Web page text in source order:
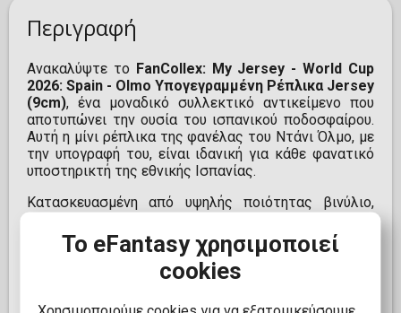
Περιγραφή
Ανακαλύψτε το FanCollex: My Jersey - World Cup
2026: Spain - Olmo Υπογεγραμμένη Ρέπλικα Jersey
(9cm), ένα μοναδικό συλλεκτικό αντικείμενο που
αποτυπώνει την ουσία του ισπανικού ποδοσφαίρου.
Αυτή η μίνι ρέπλικα της φανέλας του Ντάνι Όλμο, με
την υπογραφή του, είναι ιδανική για κάθε φανατικό
υποστηρικτή της εθνικής Ισπανίας.
Κατασκευασμένη από υψηλής ποιότητας βινύλιο,
έχει διαστάσεις 9,5 εκ. ύψος και 9,1 εκ. πλάτος,
συμπεριλαμβανομένης της θήκης. Επιπλέον,
ενσωματώνει τεχνολογία επαυξημένης
εμπειρία στους συλλέκτες. Αυτό το επίσημα
Το eFantasy χρησιμοποιεί
cookies